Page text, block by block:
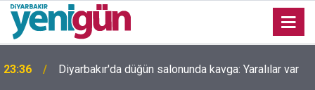
23:36 Diyarbakır'da düğün salonunda kavga: Yaralılar var